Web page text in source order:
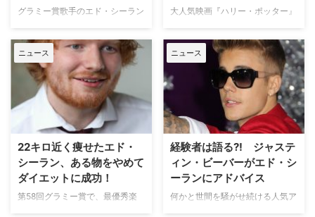
グラミー賞歌手のエド・シーラン
ジー大河『ゲーム・オブ・スロー
ンズ』（以下『GOT』）のシー
ズン7にゲスト出演することが分
かった。英Newsbeatが伝えてい
る。 このニュースはテキサス州
で開催中のSXSW film festivalに
出席した『GOT』クリエイター
大人気映画『ハリー・ポッター』
ンを演じていたルパート・グリン
トが、ある人気歌手としょっちゅ
う間違われると明かしている。米
E!Onlineなどが報じた。 今月6日
（月）、米CBCの人気トーク番
組『The Late Late Show with
James Corden』にゲスト出演し
ニュース
22キロ近く痩せたエド・
シーラン、ある物をやめて
ダイエットに成功！
第58回グラミー賞で、最優秀楽
ニュース
経験者は語る?! ジャステ
ィン・ビーバーがエド・シ
ーランにアドバイス
何かと世間を騒がせ続ける人気ア